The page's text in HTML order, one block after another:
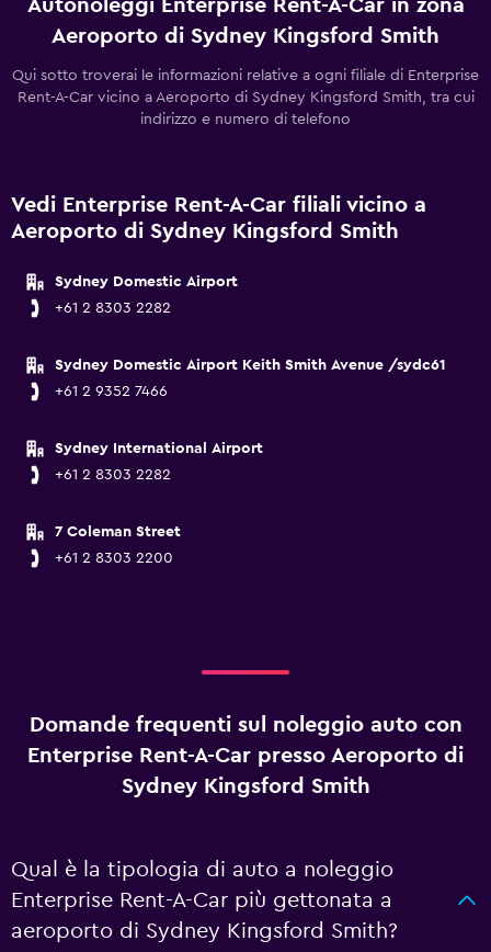
Autonoleggi Enterprise Rent-A-Car in zona
Aeroporto di Sydney Kingsford Smith
Qui sotto troverai le informazioni relative a ogni filiale di Enterprise
Rent-A-Car vicino a Aeroporto di Sydney Kingsford Smith, tra cui
indirizzo e numero di telefono
Vedi Enterprise Rent-A-Car filiali vicino a
Aeroporto di Sydney Kingsford Smith
Sydney Domestic Airport
+61 2 8303 2282
Sydney Domestic Airport Keith Smith Avenue /sydc61
+61 2 9352 7466
Sydney International Airport
+61 2 8303 2282
7 Coleman Street
+61 2 8303 2200
Domande frequenti sul noleggio auto con
Enterprise Rent-A-Car presso Aeroporto di
Sydney Kingsford Smith
Qual è la tipologia di auto a noleggio
Enterprise Rent-A-Car più gettonata a
aeroporto di Sydney Kingsford Smith?